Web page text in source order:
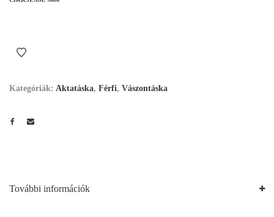
Kategóriák: Aktatáska, Férfi, Vászontáska
További információk